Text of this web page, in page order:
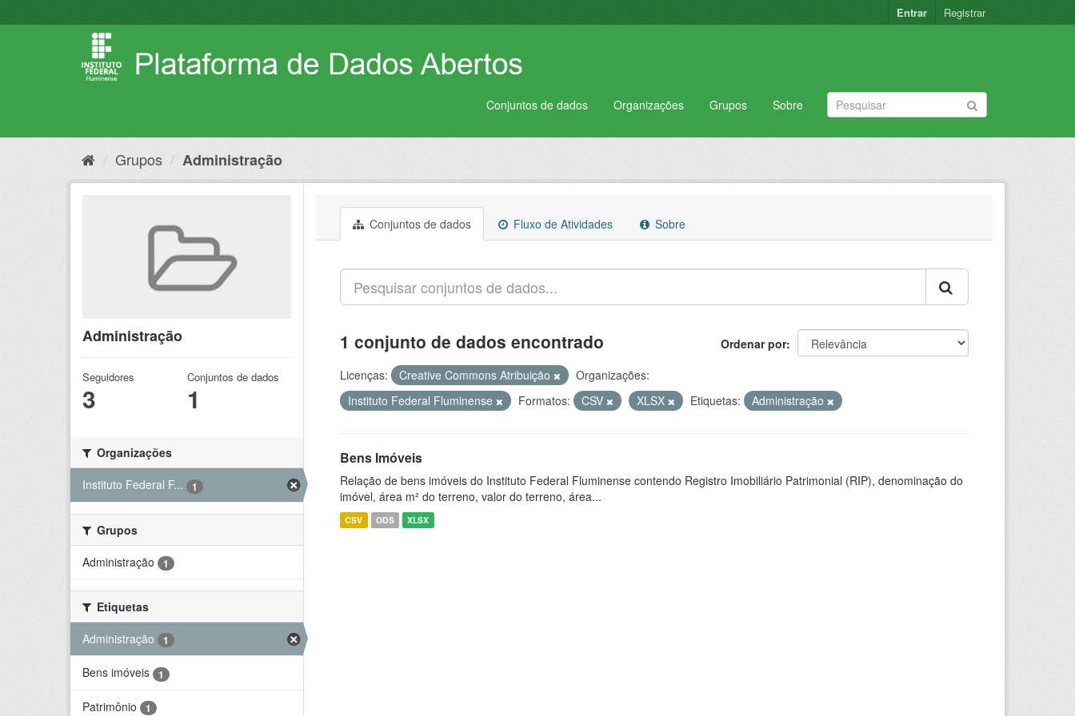
para
Entrar Registrar
Conjuntos de dados Organizações Grupos Sobre
Grupos Administração
Administração
Seguidores
3
Conjuntos de dados
1
Organizações
Instituto Federal F...
1
Grupos
Administração
1
Etiquetas
Administração
1
Bens imóveis 1
Patrimônio 1
Conjuntos de dados Fluxo de Atividades Sobre
Ordenar por
1 conjunto de dados encontrado
Licenças: Creative Commons Atribuição
Organizações:
Instituto Federal Fluminense
Formatos: CSV XLSX Etiquetas: Administração
Bens Imóveis
Relação de bens imóveis do Instituto Federal Fluminense contendo Registro Imobiliário Patrimonial (RIP), denominação do
imóvel, área m² do terreno, valor do terreno, área...
CSV ODS XLSX